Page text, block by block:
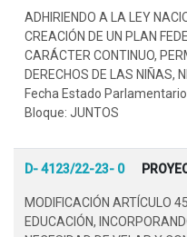
ADHIRIENDO A LA LEY
CREACIÓN DE UN PLAN
CARÁCTER CONTINUO,
DERECHOS DE LAS NIÑAS,
Fecha Estado
Bloque: JUNTOS
D- 4123/22-23- 0
MODIFICACIÓN ARTÍCULO
EDUCACIÓN,